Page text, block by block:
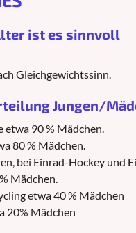
ist es sinnvoll
Gleichgewichtssinn.
Jungen/
etwa 90 % Mädchen.
80 % Mädchen.
bei Einrad-Hockey und
Mädchen.
etwa 40 % Mädchen
20% Mädchen